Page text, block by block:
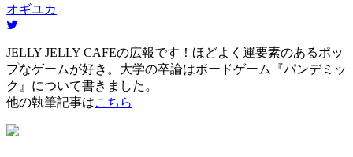
オギユカ
JELLY JELLY CAFEの広報です！ほどよく運要素のあるポッ
プなゲームが好き。大学の卒論はボードゲーム『パンデミッ
ク』について書きました。
他の執筆記事はこちら